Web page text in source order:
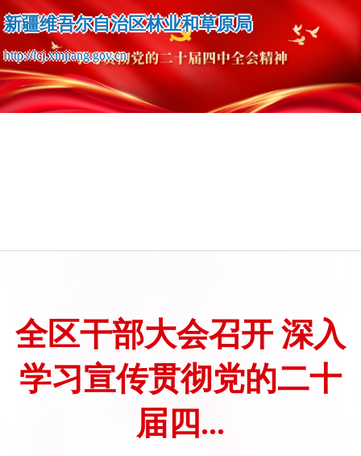
新疆维吾尔自治区林业和草原局
http://lcj.xinjiang.gov.cn
全区干部大会召开 深入
学习宣传贯彻党的二十
届四...